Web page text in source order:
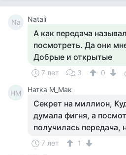
Na Natali
А как передача
посмотреть. Да они
Добрые и открытые
7 лет 3 0
НМ Натка М_Мак
Секрет на миллион,
думала фигня, а
получилась передача,
7 лет 1